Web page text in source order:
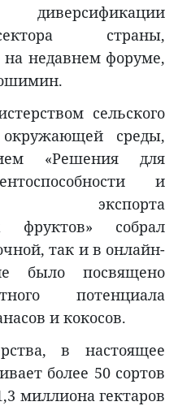
страны,
недавнем форуме,
сельского
среды,
«Решения для
и
экспорта
фруктов» собрал
так и в онлайн-
было посвящено
потенциала
и кокосов.
в настоящее
более 50 сортов
миллиона гектаров